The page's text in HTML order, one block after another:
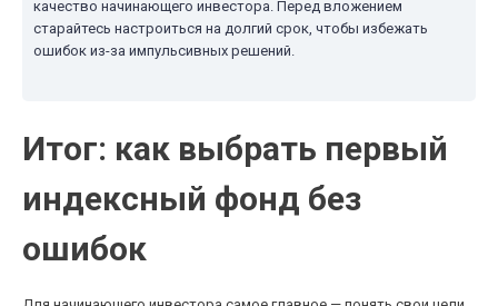
качество начинающего инвестора. Перед вложением
старайтесь настроиться на долгий срок, чтобы избежать
ошибок из-за импульсивных решений.
Итог: как выбрать первый
индексный фонд без
ошибок